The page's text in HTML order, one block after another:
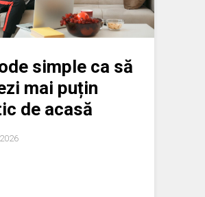
simple ca să
mai puțin
de acasă